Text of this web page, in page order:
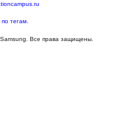
по тегам.
Все права защищены.